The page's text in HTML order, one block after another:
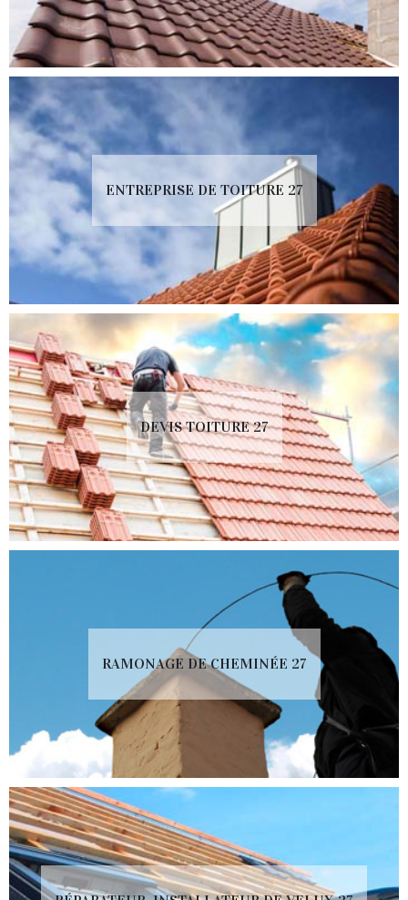
ENTREPRISE DE TOITURE 27
DEVIS TOITURE 27
RAMONAGE DE CHEMINÉE 27